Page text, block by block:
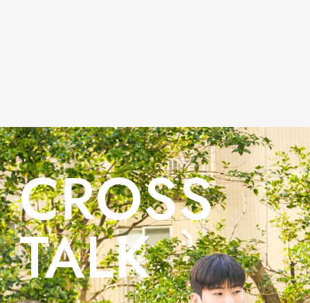
CROSS
TALK